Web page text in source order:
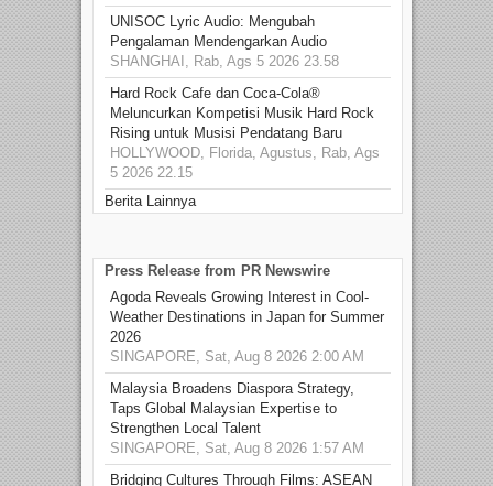
UNISOC Lyric Audio: Mengubah
Pengalaman Mendengarkan Audio
SHANGHAI, Rab, Ags 5 2026 23.58
Hard Rock Cafe dan Coca-Cola®
Meluncurkan Kompetisi Musik Hard Rock
Rising untuk Musisi Pendatang Baru
HOLLYWOOD, Florida, Agustus, Rab, Ags
5 2026 22.15
Berita Lainnya
Press Release from PR Newswire
Agoda Reveals Growing Interest in Cool-
Weather Destinations in Japan for Summer
2026
SINGAPORE, Sat, Aug 8 2026 2:00 AM
Malaysia Broadens Diaspora Strategy,
Taps Global Malaysian Expertise to
Strengthen Local Talent
SINGAPORE, Sat, Aug 8 2026 1:57 AM
Bridging Cultures Through Films: ASEAN